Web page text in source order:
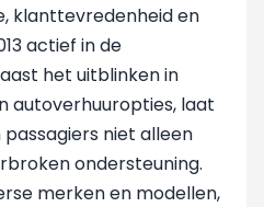
klanttevredenheid en
actief in de
het uitblinken in
autoverhuuropties, laat
niet alleen
ondersteuning.
merken en modellen,